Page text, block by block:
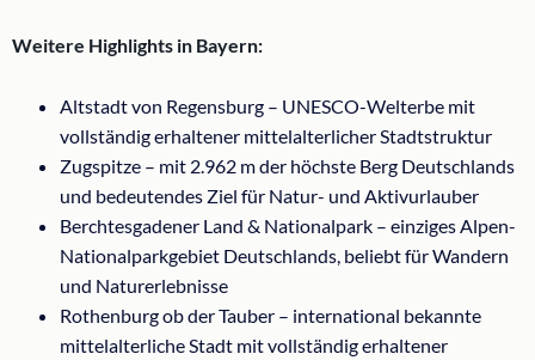
Weitere Highlights in Bayern:
Altstadt von Regensburg – UNESCO-Welterbe mit
vollständig erhaltener mittelalterlicher Stadtstruktur
Zugspitze – mit 2.962 m der höchste Berg Deutschlands
und bedeutendes Ziel für Natur- und Aktivurlauber
Berchtesgadener Land & Nationalpark – einziges Alpen-
Nationalparkgebiet Deutschlands, beliebt für Wandern
und Naturerlebnisse
Rothenburg ob der Tauber – international bekannte
mittelalterliche Stadt mit vollständig erhaltener